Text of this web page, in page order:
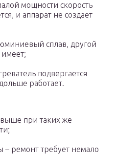
мощности скорость
и аппарат не создает
сплав, другой
подвергается
работает.
при таких же
– ремонт требует немало